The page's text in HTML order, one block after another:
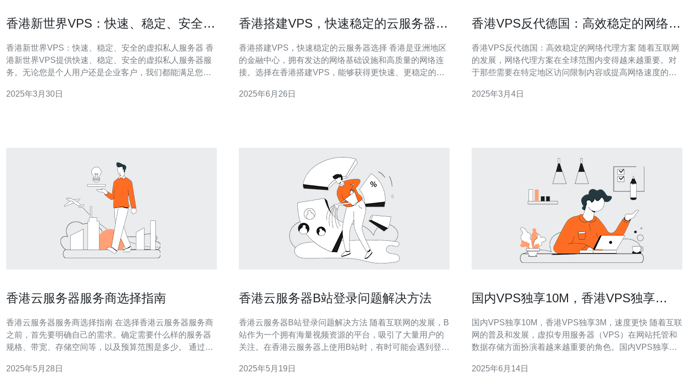
香港新世界VPS：快速、稳定、安全的
香港新世界VPS：快速、稳定、安全的虚拟私人服务器 香
港新世界VPS提供快速、稳定、安全的虚拟私人服务器服
务。无论您是个人用户还是企业客户，我们都能满足您的
界VPS位于香港，拥有强大的网络基础设施，能够提供卓
2025年3月30日
香港搭建VPS，快速稳定的云服务器选
香港搭建VPS，快速稳定的云服务器选择 香港是亚洲地区
的金融中心，拥有发达的网络基础设施和高质量的网络连
接。选择在香港搭建VPS，能够获得更快速、更稳定的云
宽：选择高带宽的VPS，能够保证用户访问速度的稳定
2025年6月26日
香港VPS反代德国：高效稳定的网络代
香港VPS反代德国：高效稳定的网络代理方案 随着互联网
的发展，网络代理方案在全球范围内变得越来越重要。对
于那些需要在特定地区访问限制内容或提高网络速度的用
介绍香港VPS反代德国的网络代理方案，为用户提供出色
2025年3月4日
香港云服务器服务商选择指南
香港云服务器服务商选择指南 在选择香港云服务器服务商
之前，首先要明确自己的需求。确定需要什么样的服务器
规格、带宽、存储空间等，以及预算范围是多少。 通过对
更好地选择适合自己需求的香港云服务器服务商。 确保选
2025年5月28日
香港云服务器B站登录问题解决方法
香港云服务器B站登录问题解决方法 随着互联网的发展，B
站作为一个拥有海量视频资源的平台，吸引了大量用户的
关注。在香港云服务器上使用B站时，有时可能会遇到登录
服务器已经连接到互联网，并且网络连接稳定。有时候登
2025年5月19日
国内VPS独享10M，香港VPS独享
国内VPS独享10M，香港VPS独享3M，速度更快 随着互联
网的普及和发展，虚拟专用服务器（VPS）在网站托管和
数据存储方面扮演着越来越重要的角色。国内VPS独享
内VPS相比，香港VPS独享3M虽然速度略慢，但在跨境访
2025年6月14日